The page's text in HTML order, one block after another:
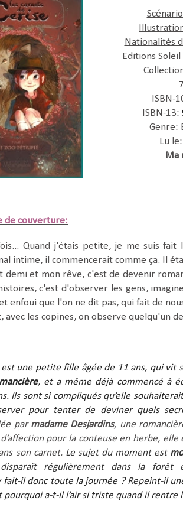
Nationalités
Editions
ISBN-
ISBN-13:
Genre:
Lu
Ma
de couverture:
Quand j'étais petite, je me suis fait
intime, il commencerait comme ça. Il
demi et mon rêve, c'est de devenir
c'est d'observer les gens,
enfoui que l'on ne dit pas, qui fait de
avec les copines, on observe quelqu'un
une petite fille âgée de 11 ans, qui vit
, et a même déjà commencé à
Ils sont si compliqués qu’elle
pour tenter de deviner quels
par madame Desjardins, une
d’affection pour la conteuse en herbe,
son carnet. Le sujet du moment est
régulièrement dans la
fait-il donc toute la journée ? Repeint-il
pourquoi a-t-il l’air si triste quand il rentre